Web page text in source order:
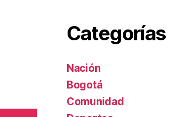
Categorías
Nación
Bogotá
Comunidad